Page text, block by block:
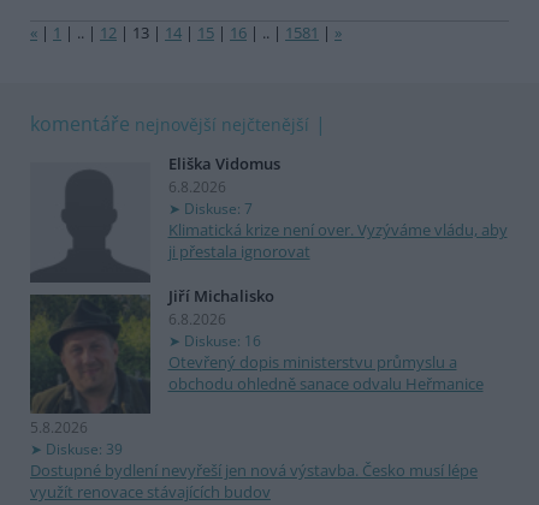
« | 1 | .. | 12 | 13 | 14 | 15 | 16 | .. | 1581 | »
komentáře nejnovější nejčtenější
Eliška Vidomus
6.8.2026
Diskuse: 7
Klimatická krize není over. Vyzýváme vládu, aby
ji přestala ignorovat
Jiří Michalisko
6.8.2026
Diskuse: 16
Otevřený dopis ministerstvu průmyslu a
obchodu ohledně sanace odvalu Heřmanice
5.8.2026
Diskuse: 39
Dostupné bydlení nevyřeší jen nová výstavba. Česko musí lépe
využít renovace stávajících budov